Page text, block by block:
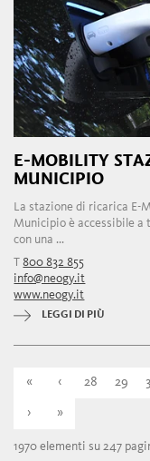
E-MOBILITY
MUNICIPIO
La stazione di ricarica E-
Municipio è accessibile
con una ...
T800 832 855
info@neogy.it
www.neogy.it
LEGGI DI PIÙ
« ‹ 28 29
› »
1970 elementi su 247